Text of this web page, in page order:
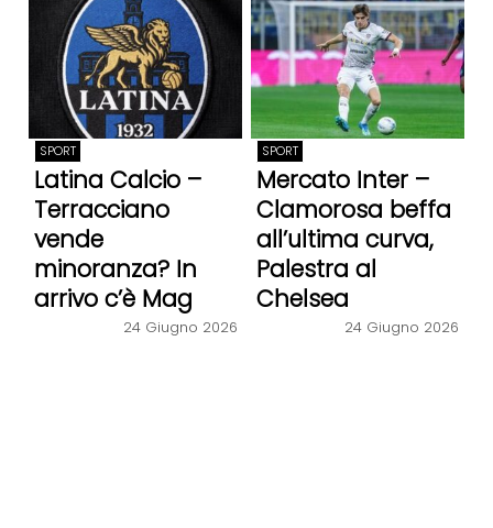
SPORT
Latina Calcio –
Terracciano
vende
minoranza? In
arrivo c’è Mag
24 Giugno 2026
SPORT
Mercato Inter –
Clamorosa beffa
all’ultima curva,
Palestra al
Chelsea
24 Giugno 2026